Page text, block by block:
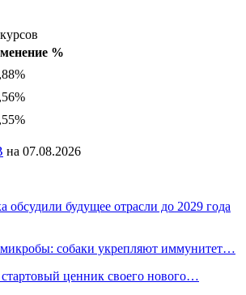
%
%
%
%
на 07.08.2026
обсудили будущее отрасли до 2029 года
собаки укрепляют иммунитет…
ценник своего нового…